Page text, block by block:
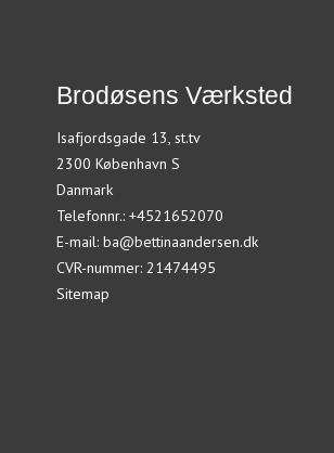
Brodøsens Værksted
Isafjordsgade 13, st.tv
2300 København S
Danmark
Telefonnr.: +4521652070
E-mail: ba@bettinaandersen.dk
CVR-nummer: 21474495
Sitemap